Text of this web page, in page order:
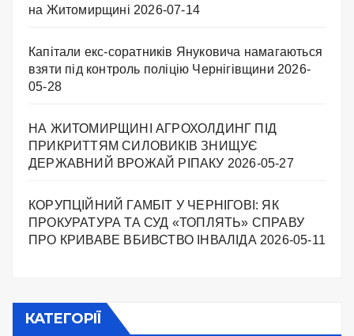
на Житомирщині 2026-07-14
Капітали екс-соратників Януковича намагаються
взяти під контроль поліцію Чернігівщини 2026-
05-28
НА ЖИТОМИРЩИНІ АГРОХОЛДИНГ ПІД
ПРИКРИТТЯМ СИЛОВИКІВ ЗНИЩУЄ
ДЕРЖАВНИЙ ВРОЖАЙ РІПАКУ ​ 2026-05-27
КОРУПЦІЙНИЙ ГАМБІТ У ЧЕРНІГОВІ: ЯК
ПРОКУРАТУРА ТА СУД «ТОПЛЯТЬ» СПРАВУ
ПРО КРИВАВЕ ВБИВСТВО ІНВАЛІДА 2026-05-11
КАТЕГОРІЇ